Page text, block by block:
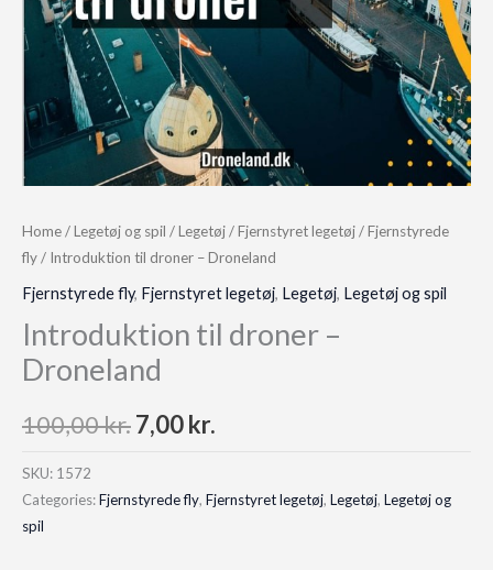
Home/Legetøj og spil /Legetøj/Fjernstyret legetøj/Fjernstyrede
fly/ Introduktion til droner – Droneland
Fjernstyrede fly, Fjernstyret legetøj, Legetøj, Legetøj og spil
Introduktion til droner –
Droneland
100,00kr.Original
was:
7,00kr.
is:
SKU: 1572
Categories:Fjernstyrede fly, Fjernstyret legetøj, Legetøj, Legetøj og
spil